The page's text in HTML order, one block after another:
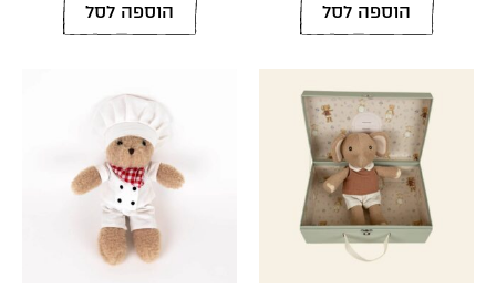
הוספה לסל הוספה לסל